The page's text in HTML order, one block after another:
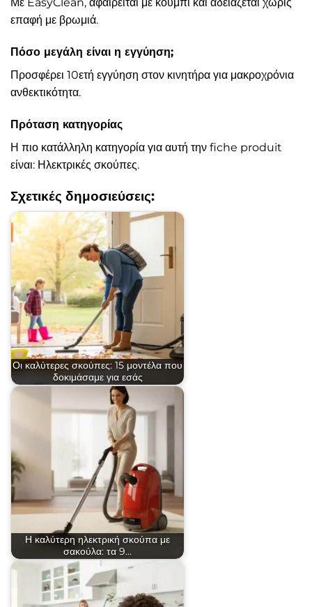
επαφή με βρωμιά.
Πόσο μεγάλη είναι η εγγύηση;
Προσφέρει 10ετή εγγύηση στον κινητήρα για μακροχρόνια
ανθεκτικότητα.
Πρόταση κατηγορίας
Η πιο κατάλληλη κατηγορία για αυτή την fiche produit
είναι: Ηλεκτρικές σκούπες.
Σχετικές δημοσιεύσεις:
Οι καλύτερες σκούπες: 15 μοντέλα που
δοκιμάσαμε για εσάς
Η καλύτερη ηλεκτρική σκούπα με
σακούλα: τα 9…